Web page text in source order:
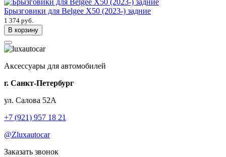
Брызговики для Belgee X50 (2023-) задние
1 374 руб.
В корзину
Аксессуары для автомобилей
г. Санкт-Петербург
ул. Салова 52А
+7 (921) 957 18 21
@Zluxautocar
Заказать звонок